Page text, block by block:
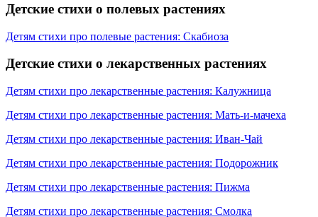
Детские стихи о полевых растениях
Детям стихи про полевые растения: Скабиоза
Детские стихи о лекарственных растениях
Детям стихи про лекарственные растения: Калужница
Детям стихи про лекарственные растения: Мать-и-мачеха
Детям стихи про лекарственные растения: Иван-Чай
Детям стихи про лекарственные растения: Подорожник
Детям стихи про лекарственные растения: Пижма
Детям стихи про лекарственные растения: Смолка